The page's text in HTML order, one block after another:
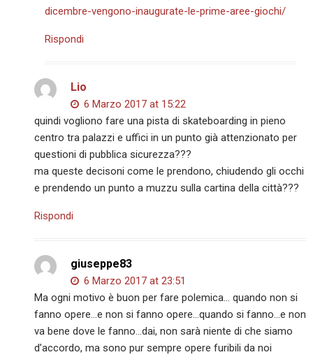
dicembre-vengono-inaugurate-le-prime-aree-giochi/
Rispondi
Lio
6 Marzo 2017 at 15:22
quindi vogliono fare una pista di skateboarding in pieno
centro tra palazzi e uffici in un punto già attenzionato per
questioni di pubblica sicurezza???
ma queste decisoni come le prendono, chiudendo gli occhi
e prendendo un punto a muzzu sulla cartina della città???
Rispondi
giuseppe83
6 Marzo 2017 at 23:51
Ma ogni motivo è buon per fare polemica… quando non si
fanno opere…e non si fanno opere…quando si fanno…e non
va bene dove le fanno…dai, non sarà niente di che siamo
d’accordo, ma sono pur sempre opere furibili da noi